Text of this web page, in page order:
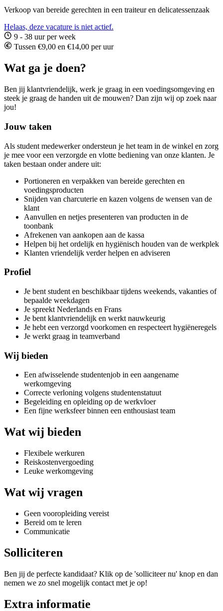
Verkoop van bereide gerechten in een traiteur en delicatessenzaak
Helaas, deze vacature is niet actief.
9 - 38 uur per week
Tussen €9,00 en €14,00 per uur
Wat ga je doen?
Ben jij klantvriendelijk, werk je graag in een voedingsomgeving en
steek je graag de handen uit de mouwen? Dan zijn wij op zoek naar
jou!
Jouw taken
Als student medewerker ondersteun je het team in de winkel en zorg
je mee voor een verzorgde en vlotte bediening van onze klanten. Je
taken bestaan onder andere uit:
Portioneren en verpakken van bereide gerechten en
voedingsproducten
Snijden van charcuterie en kazen volgens de wensen van de
klant
Aanvullen en netjes presenteren van producten in de
toonbank
Afrekenen van aankopen aan de kassa
Helpen bij het ordelijk en hygiënisch houden van de werkplek
Klanten vriendelijk verder helpen en adviseren
Profiel
Je bent student en beschikbaar tijdens weekends, vakanties of
bepaalde weekdagen
Je spreekt Nederlands en Frans
Je bent klantvriendelijk en werkt nauwkeurig
Je hebt een verzorgd voorkomen en respecteert hygiëneregels
Je werkt graag in teamverband
Wij bieden
Een afwisselende studentenjob in een aangename
werkomgeving
Correcte verloning volgens studentenstatuut
Begeleiding en opleiding op de werkvloer
Een fijne werksfeer binnen een enthousiast team
Wat wij bieden
Flexibele werkuren
Reiskostenvergoeding
Leuke werkomgeving
Wat wij vragen
Geen vooropleiding vereist
Bereid om te leren
Communicatie
Solliciteren
Ben jij de perfecte kandidaat? Klik op de 'solliciteer nu' knop en dan
nemen we zo snel mogelijk contact met je op!
Extra informatie